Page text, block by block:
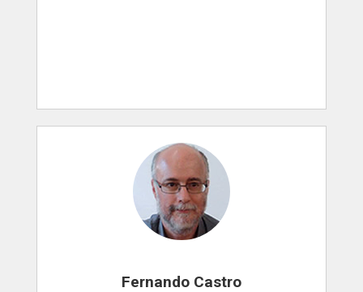
Fernando Castro